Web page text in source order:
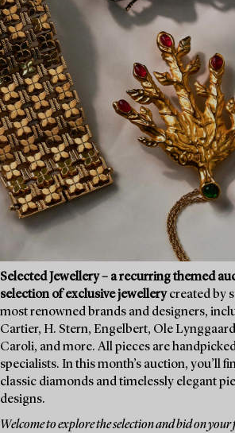
Selected Jewellery – a recurring themed
selection of exclusive jewellerycreated by
most renowned brands and designers,
Cartier, H. Stern, Engelbert, Ole
Caroli, and more. All pieces are
specialists. In this month’s auction, you’ll
classic diamonds and timelessly elegant
designs.
Welcome to explore the selection and bid on your